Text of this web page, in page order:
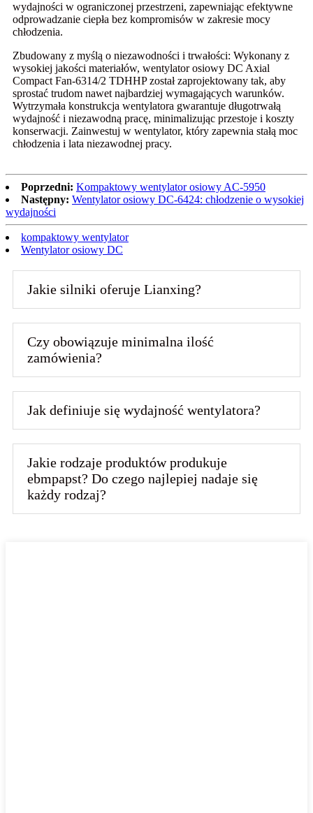
wydajności w ograniczonej przestrzeni, zapewniając efektywne
odprowadzanie ciepła bez kompromisów w zakresie mocy
chłodzenia.
Zbudowany z myślą o niezawodności i trwałości: Wykonany z
wysokiej jakości materiałów, wentylator osiowy DC Axial
Compact Fan-6314/2 TDHHP został zaprojektowany tak, aby
sprostać trudom nawet najbardziej wymagających warunków.
Wytrzymała konstrukcja wentylatora gwarantuje długotrwałą
wydajność i niezawodną pracę, minimalizując przestoje i koszty
konserwacji. Zainwestuj w wentylator, który zapewnia stałą moc
chłodzenia i lata niezawodnej pracy.
Poprzedni: Kompaktowy wentylator osiowy AC-5950
Następny: Wentylator osiowy DC-6424: chłodzenie o wysokiej
wydajności
kompaktowy wentylator
Wentylator osiowy DC
Jakie silniki oferuje Lianxing?
Czy obowiązuje minimalna ilość
zamówienia?
Jak definiuje się wydajność wentylatora?
Jakie rodzaje produktów produkuje
ebmpapst? Do czego najlepiej nadaje się
każdy rodzaj?